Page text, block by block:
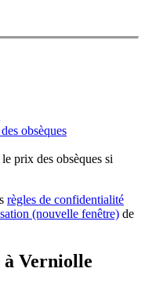
obsèques
prix des obsèques si
règles de confidentialité
(nouvelle fenêtre) de
à Verniolle